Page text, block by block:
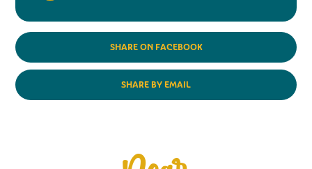
SHARE ON FACEBOOK
SHARE BY EMAIL